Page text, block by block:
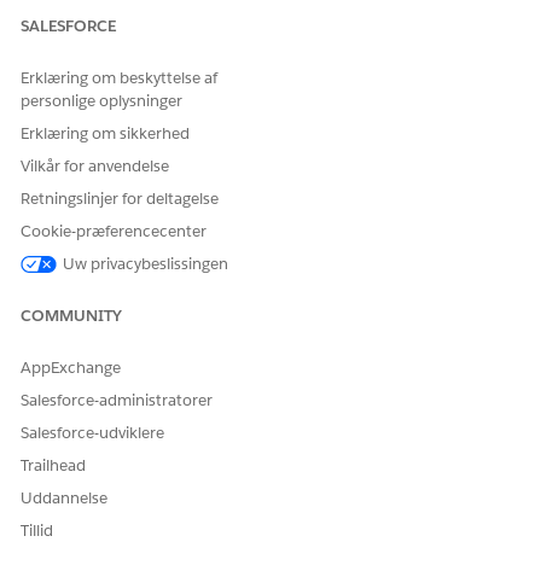
Meddelelsesskabelonen Mail om anmodning om bekræftelse
konfliktrelaterede data fra Salesforce.
Meddelelsesskabelonen Mail om lukning af anmodning om
konfliktelementregistreringen til at hente de konfliktrelaterede
Du kan administrere og tilpasse mailmeddelelsesskabeloner i
SALESFORCE
Erklæring om beskyttelse af
personlige oplysninger
Erklæring om sikkerhed
Vilkår for anvendelse
Retningslinjer for deltagelse
Cookie-præferencecenter
Uw privacybeslissingen
COMMUNITY
AppExchange
Salesforce-administratorer
Salesforce-udviklere
Trailhead
Uddannelse
Tillid